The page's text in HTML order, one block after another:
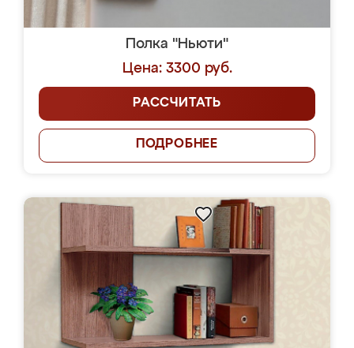
Полка "Ньюти"
Цена: 3300 руб.
РАССЧИТАТЬ
ПОДРОБНЕЕ